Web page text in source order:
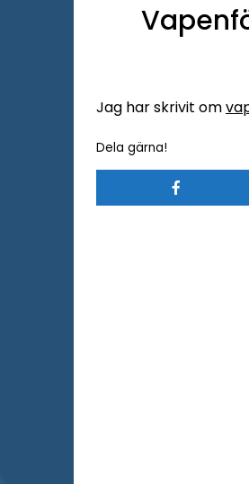
Jag har skrivit om
Dela gärna!